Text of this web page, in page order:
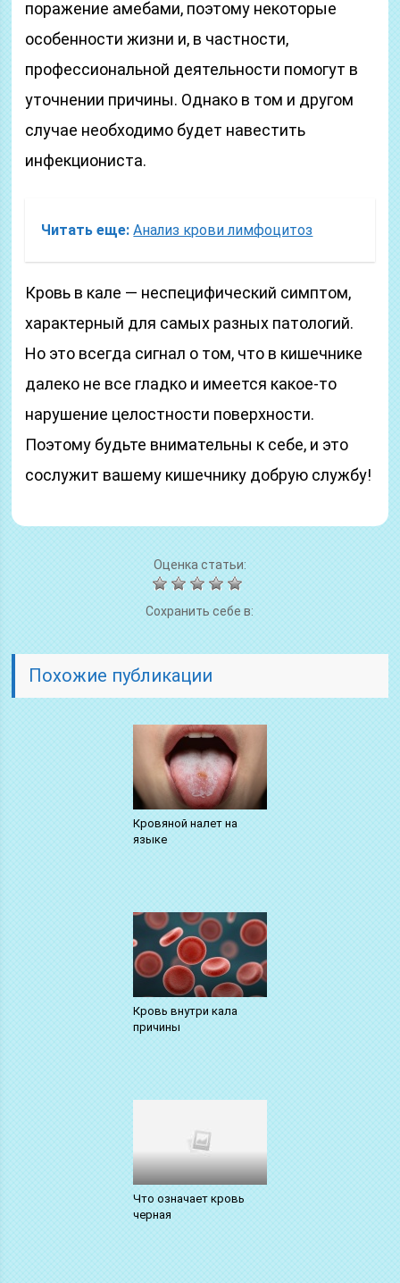
поражение амебами, поэтому некоторые
особенности жизни и, в частности,
профессиональной деятельности помогут в
уточнении причины. Однако в том и другом
случае необходимо будет навестить
инфекциониста.
Читать еще: Анализ крови лимфоцитоз
Кровь в кале — неспецифический симптом,
характерный для самых разных патологий.
Но это всегда сигнал о том, что в кишечнике
далеко не все гладко и имеется какое-то
нарушение целостности поверхности.
Поэтому будьте внимательны к себе, и это
сослужит вашему кишечнику добрую службу!
Оценка статьи:
Сохранить себе в:
Похожие публикации
Кровяной налет на
языке
Кровь внутри кала
причины
Что означает кровь
черная